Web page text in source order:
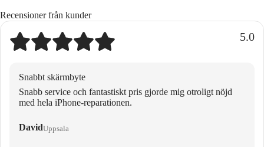
Recensioner från kunder
5.0
Snabbt skärmbyte
Snabb service och fantastiskt pris gjorde mig otroligt nöjd
med hela iPhone-reparationen.
DavidUppsala